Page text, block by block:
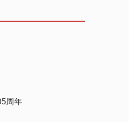
周年